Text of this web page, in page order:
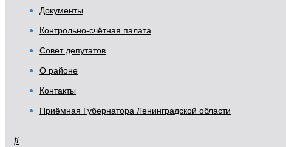
Документы
Контрольно-счётная палата
Совет депутатов
О районе
Контакты
Приёмная Губернатора Ленинградской области